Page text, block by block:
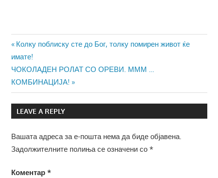
Навигација
на
напис
Previous
Post:
Колку поблиску сте до Бог, толку помирен живот ќе
имате!
Next
Post:
ЧОКОЛАДЕН РОЛАТ СО ОРЕВИ. МММ …
КОМБИНАЦИЈА!
LEAVE A REPLY
Вашата адреса за е-пошта нема да биде објавена.
Задолжителните полиња се означени со *
Коментар *